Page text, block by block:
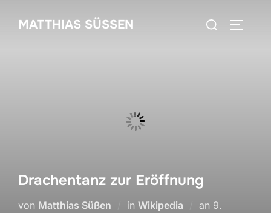
InhaltMATTHIAS SÜSSEN
Suchen
Drachentanz zur Eröffnung
von Matthias Süßen in Wikipedia an 9.